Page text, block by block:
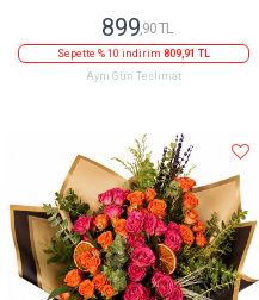
899,90 TL
Sepette % 10 indirim 809,91 TL
Aynı Gün Teslimat